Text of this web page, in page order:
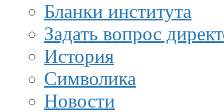
Бланки института
Задать вопрос
История
Символика
Новости